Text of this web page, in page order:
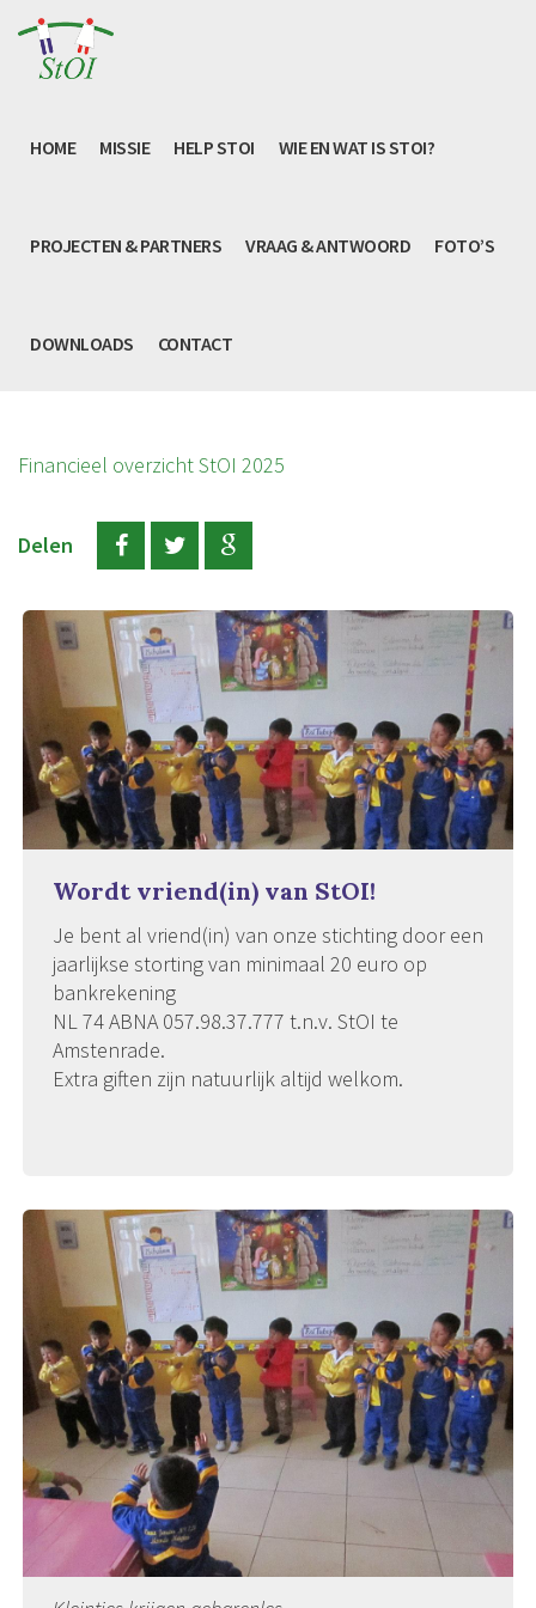
HOME MISSIE HELP STOI WIE EN WAT IS STOI?
PROJECTEN & PARTNERS VRAAG & ANTWOORD FOTO’S
DOWNLOADS CONTACT
Financieel overzicht StOI 2025
Delen
Wordt vriend(in) van StOI!
Je bent al vriend(in) van onze stichting door een
jaarlijkse storting van minimaal 20 euro op
bankrekening
NL 74 ABNA 057.98.37.777 t.n.v. StOI te
Amstenrade.
Extra giften zijn natuurlijk altijd welkom.